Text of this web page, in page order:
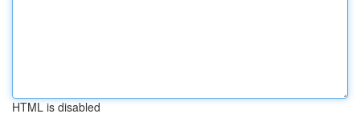
HTML is disabled